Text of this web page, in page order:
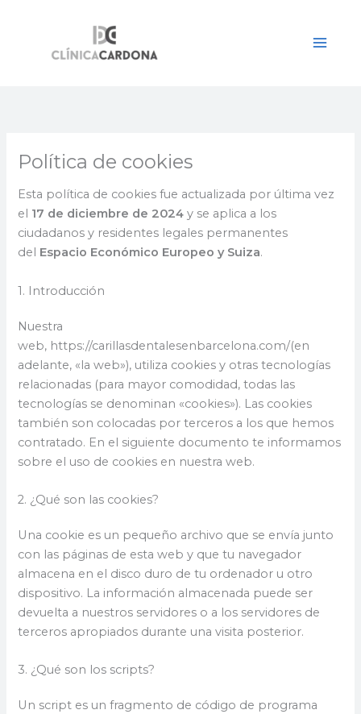
contenido
Política de cookies
Esta política de cookies fue actualizada por última vez
el 17 de diciembre de 2024 y se aplica a los
ciudadanos y residentes legales permanentes
del Espacio Económico Europeo y Suiza.
1. Introducción
Nuestra
web, https://carillasdentalesenbarcelona.com/(en
adelante, «la web»), utiliza cookies y otras tecnologías
relacionadas (para mayor comodidad, todas las
tecnologías se denominan «cookies»). Las cookies
también son colocadas por terceros a los que hemos
contratado. En el siguiente documento te informamos
sobre el uso de cookies en nuestra web.
2. ¿Qué son las cookies?
Una cookie es un pequeño archivo que se envía junto
con las páginas de esta web y que tu navegador
almacena en el disco duro de tu ordenador u otro
dispositivo. La información almacenada puede ser
devuelta a nuestros servidores o a los servidores de
terceros apropiados durante una visita posterior.
3. ¿Qué son los scripts?
Un script es un fragmento de código de programa